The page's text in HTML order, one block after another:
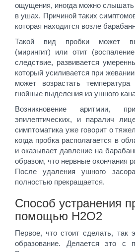
ощущения, иногда можно слышать
в ушах. Причиной таких
которая находится возле
Такой вид пробки может
(мирингит) или отит
следствие, развивается
который усиливается при
может возрастать
гнойные выделения из ушного
Возникновение аритмии,
эпилептических, и паралич
симптоматика уже говорит о
когда пробка располагается в
и оказывает давление на
образом, что нервные окончания
После удаления ушного
полностью прекращается.
Способ устранения
помощью Н2О2
Первое, что стоит сделать, так
образование. Делается это с